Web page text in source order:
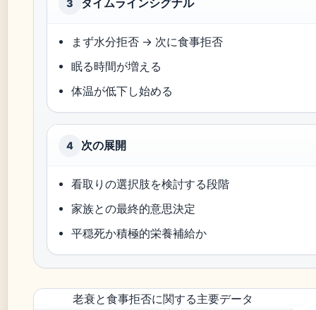
3 タイムラインシグナル
まず水分拒否 → 次に食事拒否
眠る時間が増える
体温が低下し始める
4 次の展開
看取りの選択肢を検討する段階
家族との最終的意思決定
平穏死か積極的栄養補給か
老衰と食事拒否に関する主要データ